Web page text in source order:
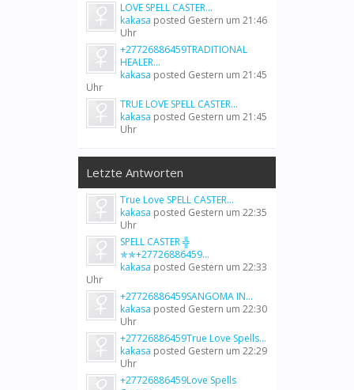
LOVE SPELL CASTER...
kakasa posted Gestern um 21:46
Uhr
+27726886459TRADITIONAL
HEALER...
kakasa posted Gestern um 21:45
Uhr
TRUE LOVE SPELL CASTER...
kakasa posted Gestern um 21:45
Uhr
Letzte Antworten
True Love SPELL CASTER...
kakasa posted Gestern um 22:35
Uhr
SPELL CASTER ╬
✯✯+27726886459...
kakasa posted Gestern um 22:33
Uhr
+27726886459SANGOMA IN...
kakasa posted Gestern um 22:30
Uhr
+27726886459True Love Spells...
kakasa posted Gestern um 22:29
Uhr
+27726886459Love Spells